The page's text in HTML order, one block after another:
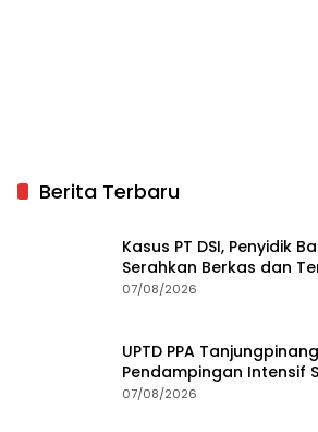
Berita Terbaru
Kasus PT DSI, Penyidik
Serahkan Berkas dan
Kejari Depok
07/08/2026
UPTD PPA
Pendampingan Intensif
Asusila
07/08/2026